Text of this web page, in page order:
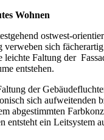
Wohnen
ostwest-
verweben sich
leichte Faltung der
entstehen.
der
sich aufweitenden
abgestimmten
entsteht ein Leitsystem